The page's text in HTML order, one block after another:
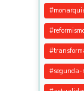
#
#
#
#